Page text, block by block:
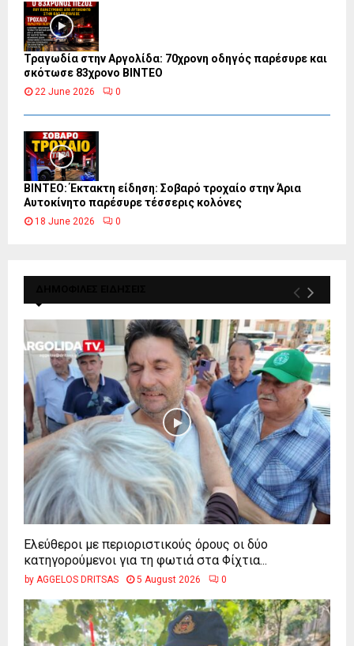
Τραγωδία στην Αργολίδα: 70χρονη οδηγός παρέσυρε και
σκότωσε 83χρονο ΒΙΝΤΕΟ
22 June 2026 0
ΒΙΝΤΕΟ: Έκτακτη είδηση: Σοβαρό τροχαίο στην Άρια
Αυτοκίνητο παρέσυρε τέσσερις κολόνες
18 June 2026 0
Ελεύθεροι με περιοριστικούς όρους οι δύο
κατηγορούμενοι για τη φωτιά στα Φίχτια...
by AGGELOS DRITSAS 5 August 2026 0